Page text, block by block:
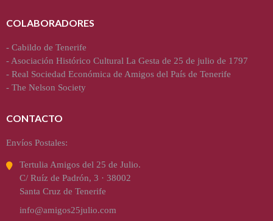
COLABORADORES
- Cabildo de Tenerife
- Asociación Histórico Cultural La Gesta de 25 de julio de 1797
- Real Sociedad Económica de Amigos del País de Tenerife
- The Nelson Society
CONTACTO
Envíos Postales:
Tertulia Amigos del 25 de Julio.
C/ Ruíz de Padrón, 3 · 38002
Santa Cruz de Tenerife
info@amigos25julio.com